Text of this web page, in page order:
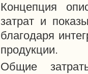
Концепция
затрат и
благодаря
продукции.
Общие